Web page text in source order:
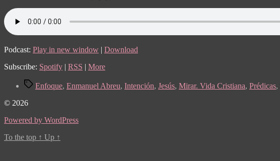
Podcast: Play in new window | Download
Subscribe: Spotify | RSS | More
TagsEnfoque, Enmanuel Abreu, Intención, Jesús, Mirar. Vida Cristiana, Prédicas,
© 2026
Powered by WordPress
To the top ↑ Up ↑